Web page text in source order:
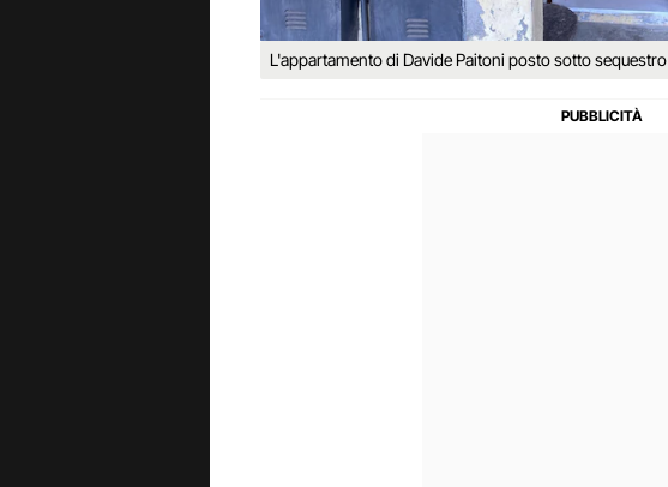
L'appartamento di Davide Paitoni posto sotto sequestro